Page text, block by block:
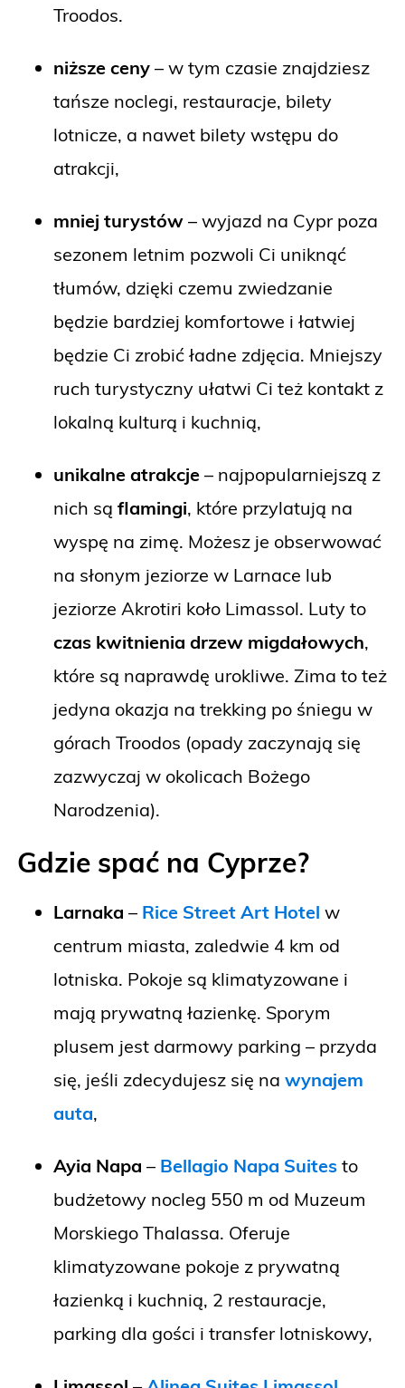
Troodos.
niższe ceny – w tym czasie znajdziesz
tańsze noclegi, restauracje, bilety
lotnicze, a nawet bilety wstępu do
atrakcji,
mniej turystów – wyjazd na Cypr poza
sezonem letnim pozwoli Ci uniknąć
tłumów, dzięki czemu zwiedzanie
będzie bardziej komfortowe i łatwiej
będzie Ci zrobić ładne zdjęcia. Mniejszy
ruch turystyczny ułatwi Ci też kontakt z
lokalną kulturą i kuchnią,
unikalne atrakcje – najpopularniejszą z
nich są flamingi, które przylatują na
wyspę na zimę. Możesz je obserwować
na słonym jeziorze w Larnace lub
jeziorze Akrotiri koło Limassol. Luty to
czas kwitnienia drzew migdałowych,
które są naprawdę urokliwe. Zima to też
jedyna okazja na trekking po śniegu w
górach Troodos (opady zaczynają się
zazwyczaj w okolicach Bożego
Narodzenia).
Gdzie spać na Cyprze?
Larnaka – Rice Street Art Hotel w
centrum miasta, zaledwie 4 km od
lotniska. Pokoje są klimatyzowane i
mają prywatną łazienkę. Sporym
plusem jest darmowy parking – przyda
się, jeśli zdecydujesz się na wynajem
auta,
Ayia Napa – Bellagio Napa Suites to
budżetowy nocleg 550 m od Muzeum
Morskiego Thalassa. Oferuje
klimatyzowane pokoje z prywatną
łazienką i kuchnią, 2 restauracje,
parking dla gości i transfer lotniskowy,